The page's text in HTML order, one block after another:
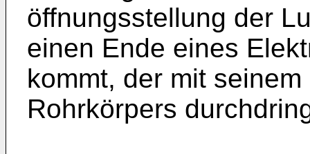
öffnungsstellung der
einen Ende eines
kommt, der mit
Rohrkörpers